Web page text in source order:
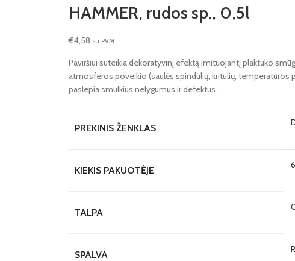
HAMMER, rudos sp., 0,5l
€4,58 su PVM
Paviršiui suteikia dekoratyvinį efektą imituojantį plaktuko
atmosferos poveikio (saulės spindulių, kritulių, temperatūros
paslepia smulkius nelygumus ir defektus.
PREKINIS ŽENKLAS
KIEKIS PAKUOTĖJE
TALPA
SPALVA